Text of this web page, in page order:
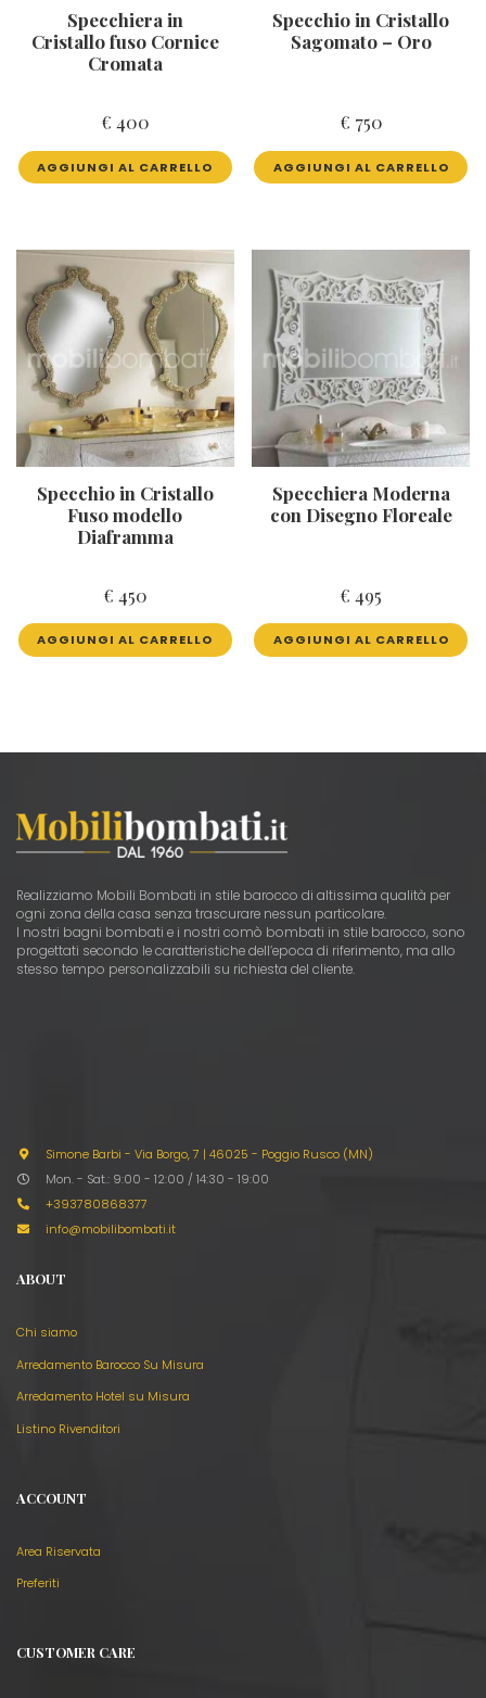
Specchiera in
Cristallo fuso Cornice
Cromata
€ 400
AGGIUNGI AL CARRELLO
Specchio in Cristallo
Sagomato – Oro
€ 750
AGGIUNGI AL CARRELLO
Specchio in Cristallo
Fuso modello
Diaframma
€ 450
AGGIUNGI AL CARRELLO
Specchiera Moderna
con Disegno Floreale
€ 495
AGGIUNGI AL CARRELLO
Realizziamo Mobili Bombati in stile barocco di altissima qualità per
ogni zona della casa senza trascurare nessun particolare.
I nostri bagni bombati e i nostri comò bombati in stile barocco, sono
progettati secondo le caratteristiche dell’epoca di riferimento, ma allo
stesso tempo personalizzabili su richiesta del cliente.
Simone Barbi - Via Borgo, 7 |46025 - Poggio Rusco (MN)
Mon. - Sat.: 9:00 - 12:00 / 14:30 - 19:00
+393780868377
info@mobilibombati.it
ABOUT
Chi siamo
Arredamento Barocco Su Misura
Arredamento Hotel su Misura
Listino Rivenditori
ACCOUNT
Area Riservata
Preferiti
CUSTOMER CARE